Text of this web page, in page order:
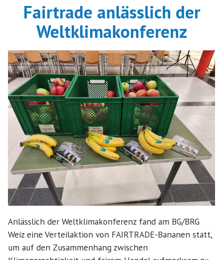
Fairtrade anlässlich der
Weltklimakonferenz
Anlässlich der Weltklimakonferenz fand am BG/BRG
Weiz eine Verteilaktion von FAIRTRADE-Bananen statt,
um auf den Zusammenhang zwischen